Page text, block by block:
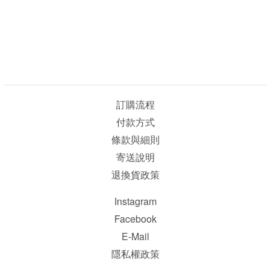
訂購流程
付款方式
條款與細則
寄送說明
退換貨政策
Instagram
Facebook
E-Mail
隱私權政策